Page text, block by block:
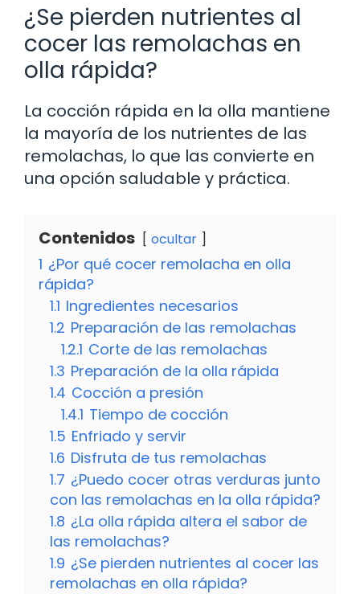
¿Se pierden nutrientes al
cocer las remolachas en
olla rápida?
La cocción rápida en la olla mantiene
la mayoría de los nutrientes de las
remolachas, lo que las convierte en
una opción saludable y práctica.
Contenidos ocultar
1 ¿Por qué cocer remolacha en olla
rápida?
1.1 Ingredientes necesarios
1.2 Preparación de las remolachas
1.2.1 Corte de las remolachas
1.3 Preparación de la olla rápida
1.4 Cocción a presión
1.4.1 Tiempo de cocción
1.5 Enfriado y servir
1.6 Disfruta de tus remolachas
1.7 ¿Puedo cocer otras verduras junto
con las remolachas en la olla rápida?
1.8 ¿La olla rápida altera el sabor de
las remolachas?
1.9 ¿Se pierden nutrientes al cocer las
remolachas en olla rápida?